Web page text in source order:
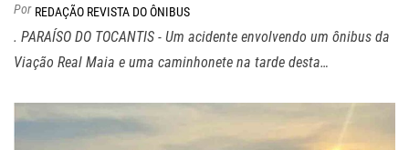
Por REDAÇÃO REVISTA DO ÔNIBUS
. PARAÍSO DO TOCANTIS - Um acidente envolvendo um ônibus da
Viação Real Maia e uma caminhonete na tarde desta…